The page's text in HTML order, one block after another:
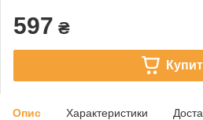
597 ₴
Опис Характеристики